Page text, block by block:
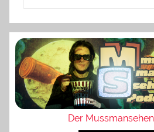
Der